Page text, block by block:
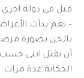
قبل فى دولة اخرى
– نعم بدأت
بالجن بصورة
أن يقتل ابنى
الحكاية عدة مرات.